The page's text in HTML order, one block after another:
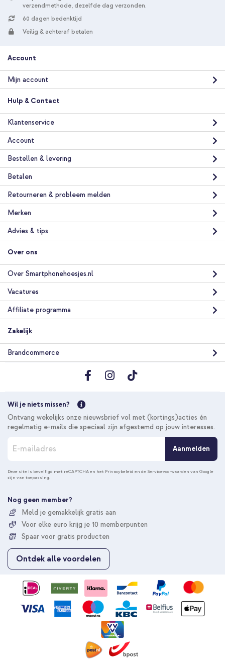
verzendmethode, dezelfde dag verzonden.
60 dagen bedenktijd
Veilig & achteraf betalen
Account
Mijn account
Hulp & Contact
Klantenservice
Account
Bestellen & levering
Betalen
Retourneren & probleem melden
Merken
Advies & tips
Over ons
Over Smartphonehoesjes.nl
Vacatures
Affiliate programma
Zakelijk
Brandcommerce
Wil je niets missen?
Ontvang wekelijks onze nieuwsbrief vol met (kortings)acties én
regelmatig e-mails die speciaal zijn afgestemd op jouw interesses.
n
n
e
u
o
p
z
Aanmelden
Deze site is beveiligd met reCAPTCHA en het Privacybeleid en de Servicevoorwaarden van Google
zijn van toepassing.
Nog geen member?
Meld je gemakkelijk gratis aan
Voor elke euro krijg je 10 memberpunten
Spaar voor gratis producten
Ontdek alle voordelen